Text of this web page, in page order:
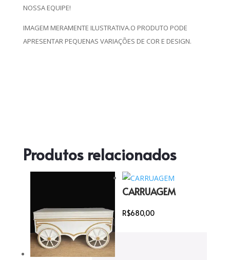
NOSSA EQUIPE!
IMAGEM MERAMENTE ILUSTRATIVA.O PRODUTO PODE
APRESENTAR PEQUENAS VARIAÇÕES DE COR E DESIGN.
Produtos relacionados
CARRUAGEM
R$680,00